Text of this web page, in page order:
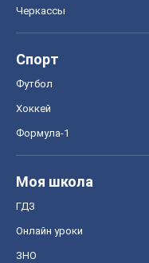
Черкассы
Спорт
Футбол
Хоккей
Формула-1
Моя школа
ГДЗ
Онлайн уроки
ЗНО